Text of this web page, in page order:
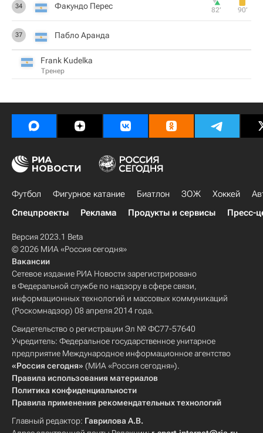
34 Факундо Перес 82‎’‎ 90‎’‎
37 Пабло Аранда
Frank Kudelka
Тренер
Футбол Фигурное катание Биатлон ЗОЖ Хоккей
Спецпроекты
Реклама Продукты и сервисы Пресс-
Версия 2023.1 Beta
© 2026 МИА «Россия сегодня»
Вакансии
Сетевое издание РИА Новости зарегистрировано
в Федеральной службе по надзору в сфере связи,
информационных технологий и массовых коммуникаций
(Роскомнадзор) 08 апреля 2014 года.
Свидетельство о регистрации Эл № ФС77-57640
Учредитель: Федеральное государственное унитарное
предприятие Международное информационное агентство
«Россия сегодня» (МИА «Россия сегодня»).
Правила использования материалов
Политика конфиденциальности
Правила применения рекомендательных технологий
Главный редактор: Гаврилова А.В.